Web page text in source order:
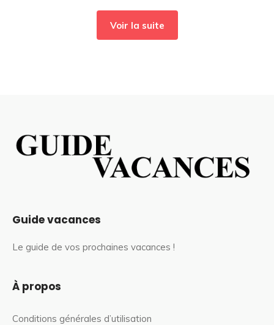
Voir la suite
Guide vacances
Le guide de vos prochaines vacances !
À propos
Conditions générales d’utilisation